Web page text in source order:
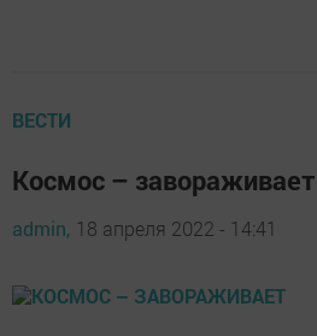
ВЕСТИ
Космос – завораживает
admin, 18 апреля 2022 - 14:41